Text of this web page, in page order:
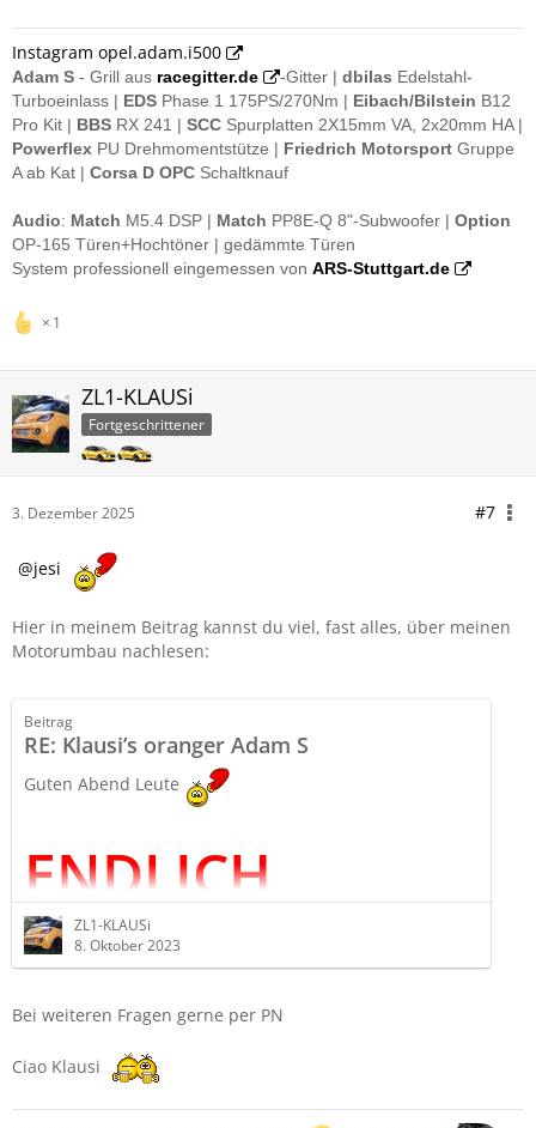
Instagram opel.adam.i500
Adam S - Grill aus racegitter.de -Gitter | dbilas Edelstahl-
Turboeinlass | EDS Phase 1 175PS/270Nm | Eibach/Bilstein B12
Pro Kit | BBS RX 241 | SCC Spurplatten 2X15mm VA, 2x20mm HA |
Powerflex PU Drehmomentstütze | Friedrich Motorsport Gruppe
A ab Kat | Corsa D OPC Schaltknauf
Audio: Match M5.4 DSP | Match PP8E-Q 8"-Subwoofer | Option
OP-165 Türen+Hochtöner | gedämmte Türen
System professionell eingemessen von ARS-Stuttgart.de
1
ZL1-KLAUSi
Fortgeschrittener
3. Dezember 2025 #7
jesi
Hier in meinem Beitrag kannst du viel, fast alles, über meinen
Motorumbau nachlesen:
Beitrag
RE: Klausi’s oranger Adam S
Guten Abend Leute
ENDLICH
nach über 4 Jahren der Planung, Emails schreiben,
telefonieren, persönlich vor Ort besprechen, Corona,
Lieferproblemen, hoffen, bangen, nahe am
„große“ Leistungssteigerung von Dbilas bekommen…
ZL1-KLAUSi
8. Oktober 2023
Bei weiteren Fragen gerne per PN
Ciao Klausi